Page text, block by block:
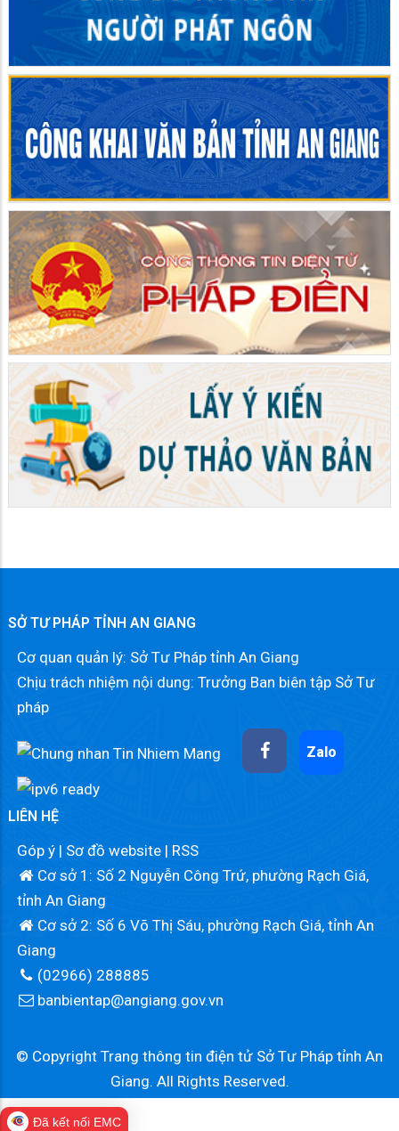
SỞ TƯ PHÁP TỈNH AN GIANG
Cơ quan quản lý: Sở Tư Pháp tỉnh An Giang
Chịu trách nhiệm nội dung: Trưởng Ban biên tập Sở Tư
pháp
Zalo
LIÊN HỆ
Góp ý | Sơ đồ website | RSS
Cơ sở 1: Số 2 Nguyễn Công Trứ, phường Rạch Giá,
tỉnh An Giang
Cơ sở 2: Số 6 Võ Thị Sáu, phường Rạch Giá, tỉnh An
Giang
(02966) 288885
banbientap@angiang.gov.vn
© Copyright Trang thông tin điện tử Sở Tư Pháp tỉnh An
Giang. All Rights Reserved.
Đã kết nối EMC